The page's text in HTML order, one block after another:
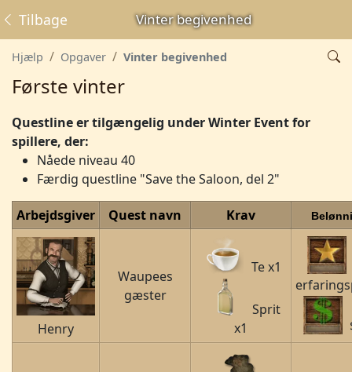
Vinter begivenhed
Tilbage
Hjælp Opgaver Vinter begivenhed
Første vinter
Questline er tilgængelig under Winter Event for
spillere, der:
Nåede niveau 40
Færdig questline "Save the Saloon, del 2"
Arbejdsgiver Quest navn Krav
Henry
Waupees
gæster
Te x1
Sprit
x1